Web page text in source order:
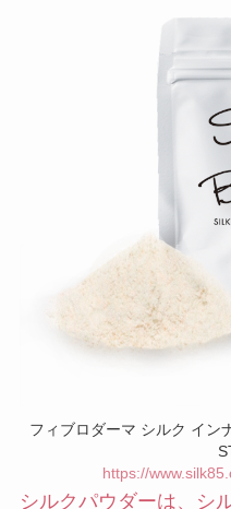
フィブロダーマ シルク イン
https://
シルクパウダーは、シ